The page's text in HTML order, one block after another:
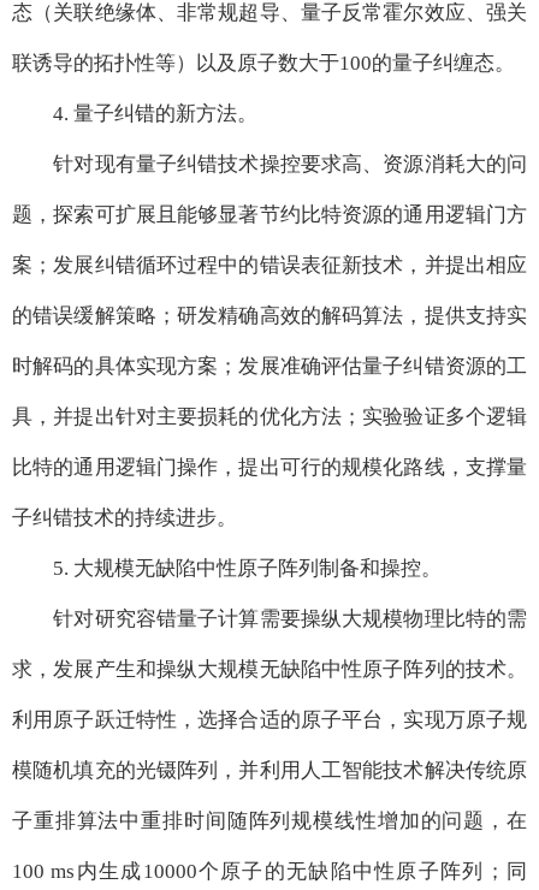
态（关联绝缘体、非常规超导、量子反常霍尔效应、强关
联诱导的拓扑性等）以及原子数大于100的量子纠缠态。
4. 量子纠错的新方法。
针对现有量子纠错技术操控要求高、资源消耗大的问
题，探索可扩展且能够显著节约比特资源的通用逻辑门方
案；发展纠错循环过程中的错误表征新技术，并提出相应
的错误缓解策略；研发精确高效的解码算法，提供支持实
时解码的具体实现方案；发展准确评估量子纠错资源的工
具，并提出针对主要损耗的优化方法；实验验证多个逻辑
比特的通用逻辑门操作，提出可行的规模化路线，支撑量
子纠错技术的持续进步。
5. 大规模无缺陷中性原子阵列制备和操控。
针对研究容错量子计算需要操纵大规模物理比特的需
求，发展产生和操纵大规模无缺陷中性原子阵列的技术。
利用原子跃迁特性，选择合适的原子平台，实现万原子规
模随机填充的光镊阵列，并利用人工智能技术解决传统原
子重排算法中重排时间随阵列规模线性增加的问题，在
100 ms内生成10000个原子的无缺陷中性原子阵列；同